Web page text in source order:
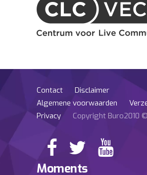
Contact
Disclaimer
Algemene voorwaarden
Privacy
Copyright Buro2010
Moments